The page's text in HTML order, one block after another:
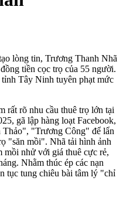
lòng tin, Trương Thanh Nhã
tiền cọc trọ của 55 người.
Tây Ninh tuyên phạt mức
rất rõ nhu cầu thuê trọ lớn tại
gã lập hàng loạt Facebook,
"Trương Công" để lẩn
"săn mồi". Nhã tải hình ảnh
mồi nhử với giá thuê cực rẻ,
Nhằm thúc ép các nạn
tục tung chiêu bài tâm lý "chỉ